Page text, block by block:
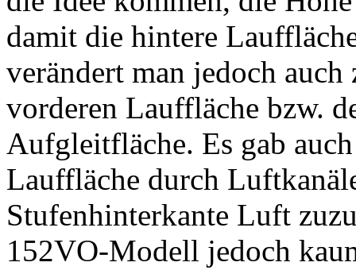
damit die hintere
verändert man jedoch
vorderen Lauffläche bzw.
Aufgleitfläche. Es gab
Lauffläche durch
Stufenhinterkante Luft
152VO-Modell jedoch